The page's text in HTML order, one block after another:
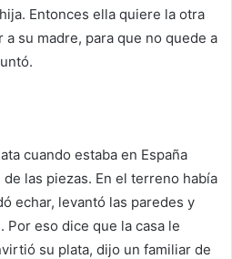
Entonces ella quiere la otra
a su madre, para que no quede a
cuando estaba en España
las piezas. En el terreno había
echar, levantó las paredes y
Por eso dice que la casa le
su plata, dijo un familiar de